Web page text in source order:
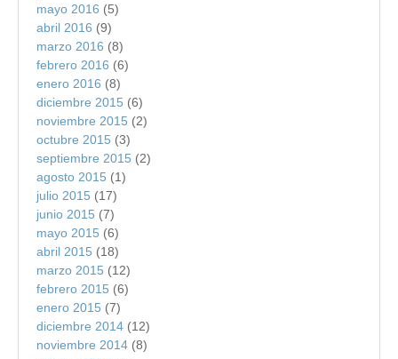
mayo 2016 (5)
abril 2016 (9)
marzo 2016 (8)
febrero 2016 (6)
enero 2016 (8)
diciembre 2015 (6)
noviembre 2015 (2)
octubre 2015 (3)
septiembre 2015 (2)
agosto 2015 (1)
julio 2015 (17)
junio 2015 (7)
mayo 2015 (6)
abril 2015 (18)
marzo 2015 (12)
febrero 2015 (6)
enero 2015 (7)
diciembre 2014 (12)
noviembre 2014 (8)